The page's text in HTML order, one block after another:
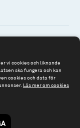
vi cookies och liknande
ska fungera och kan
cookies och data för
Läs mer om cookies